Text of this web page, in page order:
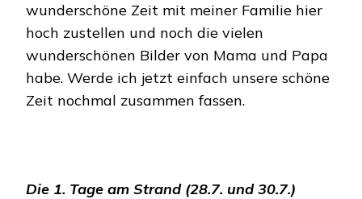
wunderschöne Zeit mit meiner Familie hier
hoch zustellen und noch die vielen
wunderschönen Bilder von Mama und Papa
habe. Werde ich jetzt einfach unsere schöne
Zeit nochmal zusammen fassen.
Die 1. Tage am Strand (28.7. und 30.7.)